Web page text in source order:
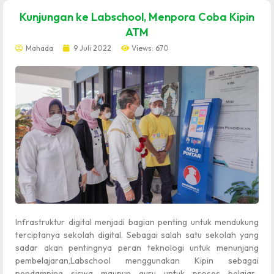
Kunjungan ke Labschool, Menpora Coba Kipin
ATM
Mahada 9 Juli 2022 Views: 670
Infrastruktur digital menjadi bagian penting untuk mendukung
terciptanya sekolah digital. Sebagai salah satu sekolah yang
sadar akan pentingnya peran teknologi untuk menunjang
pembelajaran,Labschool menggunakan Kipin sebagai